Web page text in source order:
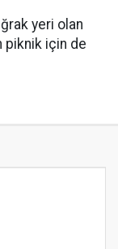
yeri olan
piknik için de